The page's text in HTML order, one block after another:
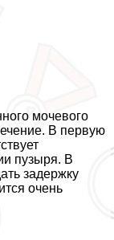
мочевого
В первую
пузыря. В
задержку
очень